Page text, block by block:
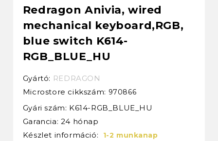
Redragon Anivia, wired
mechanical keyboard,RGB,
blue switch K614-
RGB_BLUE_HU
Gyártó: REDRAGON
Microstore cikkszám: 970866
Gyári szám: K614-RGB_BLUE_HU
Garancia: 24 hónap
Készlet információ:
1-2 munkanap